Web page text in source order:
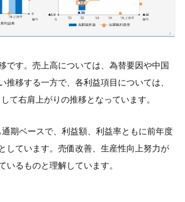
です。売上高については、為替要因や中国
推移する一方で、各利益項目については、
て右肩上がりの推移となっています。
期ベースで、利益額、利益率ともに前年度
しています。売価改善、生産性向上努力が
いるものと理解しています。